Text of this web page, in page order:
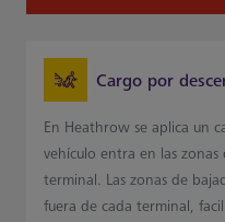
Cargo por
En Heathrow se aplica un
vehículo entra en las
terminal. Las zonas de
fuera de cada terminal,